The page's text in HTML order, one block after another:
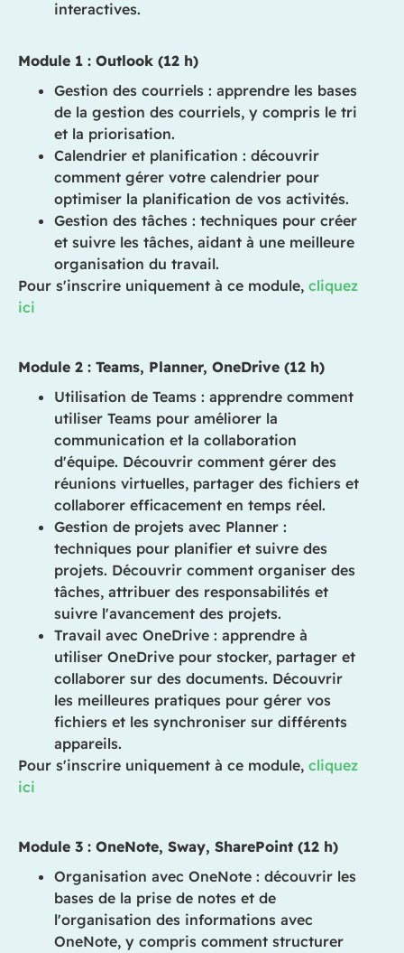
interactives.
Module 1 : Outlook (12 h)
Gestion des courriels : apprendre les bases
de la gestion des courriels, y compris le tri
et la priorisation.
Calendrier et planification : découvrir
comment gérer votre calendrier pour
optimiser la planification de vos activités.
Gestion des tâches : techniques pour créer
et suivre les tâches, aidant à une meilleure
organisation du travail.
Pour s'inscrire uniquement à ce module, cliquez
ici
Module 2 : Teams, Planner, OneDrive (12 h)
Utilisation de Teams : apprendre comment
utiliser Teams pour améliorer la
communication et la collaboration
d'équipe. Découvrir comment gérer des
réunions virtuelles, partager des fichiers et
collaborer efficacement en temps réel.
Gestion de projets avec Planner :
techniques pour planifier et suivre des
projets. Découvrir comment organiser des
tâches, attribuer des responsabilités et
suivre l'avancement des projets.
Travail avec OneDrive : apprendre à
utiliser OneDrive pour stocker, partager et
collaborer sur des documents. Découvrir
les meilleures pratiques pour gérer vos
fichiers et les synchroniser sur différents
appareils.
Pour s'inscrire uniquement à ce module, cliquez
ici
Module 3 : OneNote, Sway, SharePoint (12 h)
Organisation avec OneNote : découvrir les
bases de la prise de notes et de
l'organisation des informations avec
OneNote, y compris comment structurer